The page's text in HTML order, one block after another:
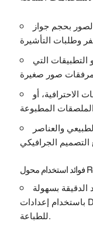
بحجم جواز
التطبيقات التي
أو
والعناصر
الدقيقة بسهولة
باستخدام إعدادات DPI القابلة للتعديل للصور الجاهزة
للطباعة.